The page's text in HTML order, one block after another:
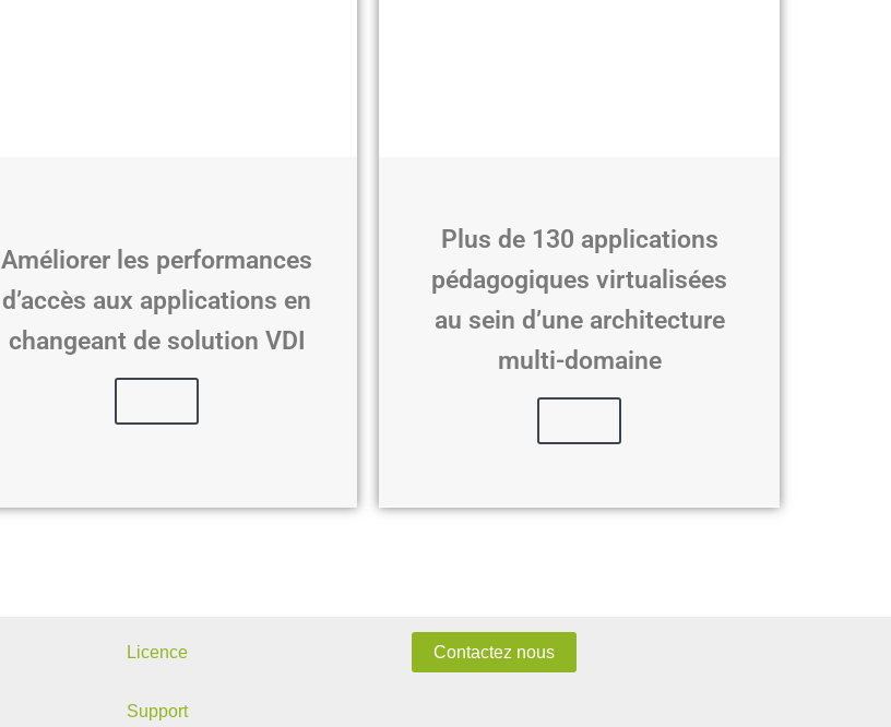
Améliorer les performances
d’accès aux applications en
changeant de solution VDI
Plus de 130 applications
pédagogiques virtualisées
au sein d’une architecture
multi-domaine
Licence
Support
Contactez nous